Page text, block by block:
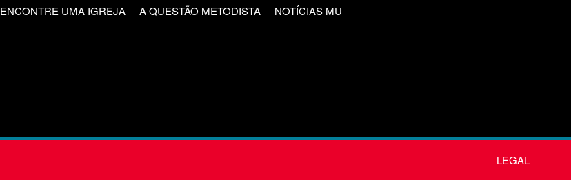
ENCONTRE UMA IGREJA A QUESTÃO METODISTA NOTÍCIAS MU
LEGAL